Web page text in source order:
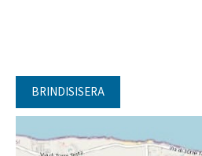
BRINDISISERA